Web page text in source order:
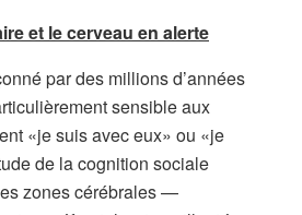
et le cerveau en alerte
par des millions d’années
sensible aux
«je suis avec eux» ou «je
de la cognition sociale
zones cérébrales —